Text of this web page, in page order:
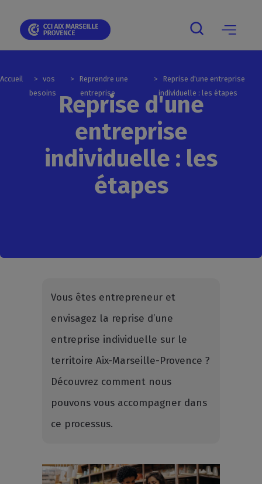
navigation
navigation
principal
mobile
Accueil
vos
besoins
Reprendre une
entreprise
Reprise d'une entreprise
individuelle : les étapes
Reprise d'une
entreprise
individuelle : les
étapes
Vous êtes entrepreneur et
envisagez la reprise d’une
entreprise individuelle sur le
territoire Aix-Marseille-Provence ?
Découvrez comment nous
pouvons vous accompagner dans
ce processus.